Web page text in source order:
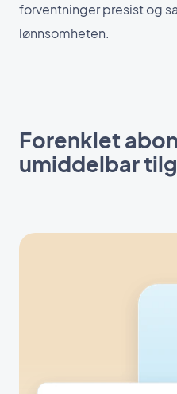
forventninger presist og
lønnsomheten.
Forenklet
umiddelbar